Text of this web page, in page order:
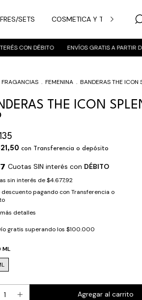
SETS COSMETICA Y
CON DÉBITO ENVÍOS GRATIS A PARTIR DE
FRAGANCIAS . FEMENINA . BANDERAS THE ICON
THE ICON
con Transferencia o depósito
Cuotas SIN interés con DÉBITO
sin interés de$4.677,92
descuentopagando con Transferencia o
detalles
gratis superando los $100.000
ML